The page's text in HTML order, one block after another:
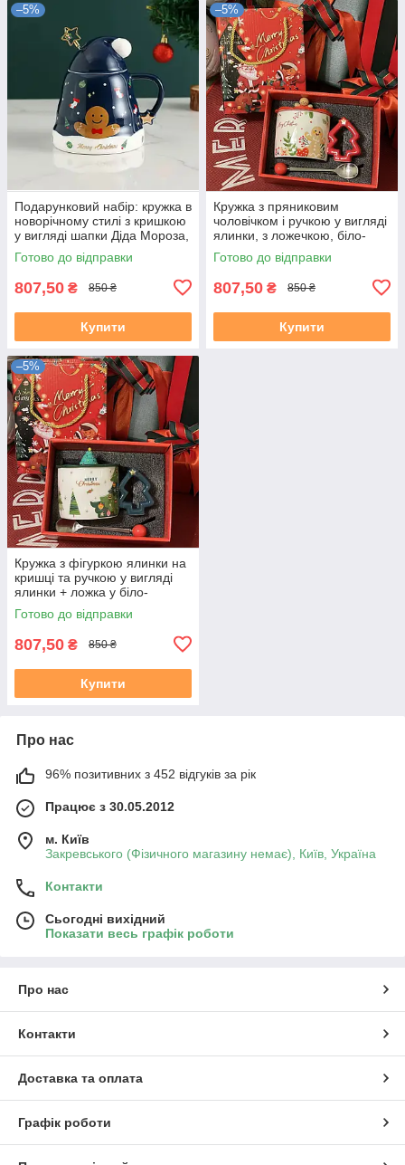
–5%
Подарунковий набір: кружка в
новорічному стилі з кришкою
у вигляді шапки Діда Мороза,
темно синя, з ложечкою
Готово до відправки
807,50 ₴ 850 ₴
Купити
–5%
Кружка з пряниковим
чоловічком і ручкою у вигляді
ялинки, з ложечкою, біло-
червона, у подарунковій
упаковці
Готово до відправки
807,50 ₴ 850 ₴
Купити
–5%
Кружка з фігуркою ялинки на
кришці та ручкою у вигляді
ялинки + ложка у біло-
зеленому кольорі.
Подарункова упаковка
Готово до відправки
807,50 ₴ 850 ₴
Купити
Про нас
96% позитивних з 452 відгуків за рік
Працює з 30.05.2012
м. Київ
Закревського (Фізичного магазину немає), Київ, Україна
Контакти
Сьогодні вихідний
Показати весь графік роботи
Про нас
Контакти
Доставка та оплата
Графік роботи